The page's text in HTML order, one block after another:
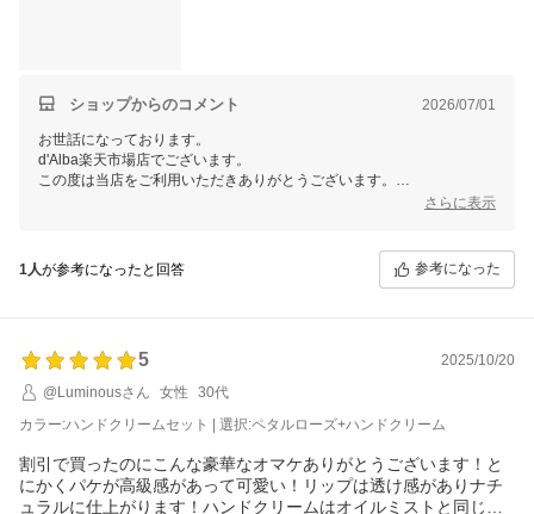
ショップからのコメント 2026/07/01
お世話になっております。
d'Alba楽天市場店でございます。
この度は当店をご利用いただきありがとうございます。
当店では今後も様々なイベントを予定しておりますので、ご愛顧頂けま
さらに表示
1人が参考になったと回答 参考になった
5
2025/10/20
@Luminousさん
女性
30代
カラー:ハンドクリームセット | 選択:ペタルローズ+ハンドクリーム
割引で買ったのにこんな豪華なオマケありがとうございます！と
にかくパケが高級感があって可愛い！リップは透け感がありナチ
ュラルに仕上がります！ハンドクリームはオイルミストと同じ香